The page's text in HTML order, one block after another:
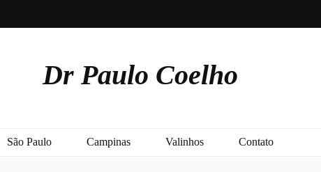
Dr Paulo Coelho
São Paulo Campinas Valinhos Contato